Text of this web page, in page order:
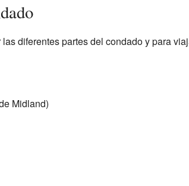
diferentes partes del condado y para
Midland)